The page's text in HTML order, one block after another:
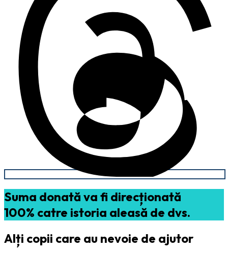
Suma donată va fi direcționată
100% catre istoria aleasă de dvs.
Alți copii care au nevoie de ajutor